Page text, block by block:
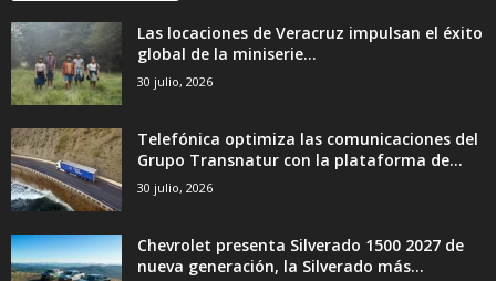
Las locaciones de Veracruz impulsan el éxito
global de la miniserie...
30 julio, 2026
Telefónica optimiza las comunicaciones del
Grupo Transnatur con la plataforma de...
30 julio, 2026
Chevrolet presenta Silverado 1500 2027 de
nueva generación, la Silverado más...